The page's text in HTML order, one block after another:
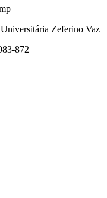
Zeferino Vaz
872